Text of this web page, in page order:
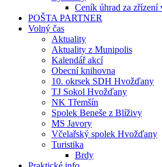
Ceník úhrad za zřízení
POŠTA PARTNER
Volný čas
Aktuality
Aktuality z Munipolis
Kalendář akcí
Obecní knihovna
10. okrsek SDH Hvožďany
TJ Sokol Hvožďany
NK Třemšín
Spolek Beneše z Blíživy
MS Javory
Včelařský spolek Hvožďany
Turistika
Brdy